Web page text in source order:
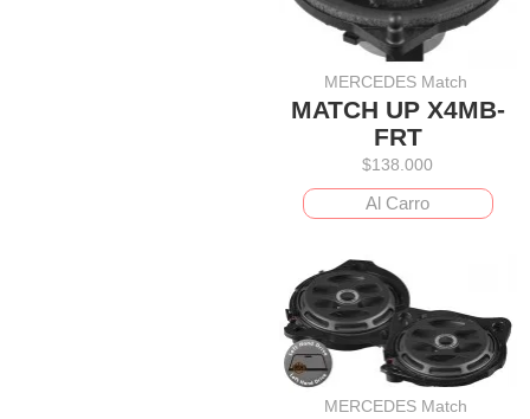
MERCEDES Match
MATCH UP X4MB-
FRT
$138.000
Al Carro
MERCEDES Match